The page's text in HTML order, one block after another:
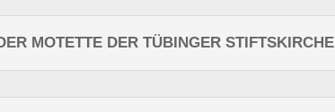
MOTETTE DER TÜBINGER STIFTSKIRCHE